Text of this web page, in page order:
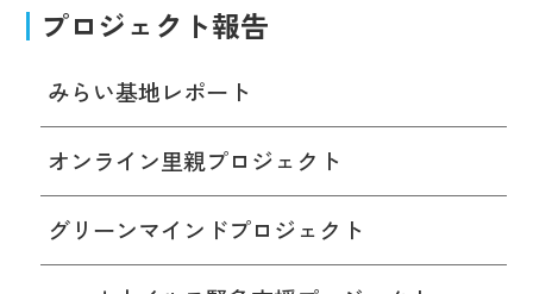
プロジェクト報告
みらい基地レポート
オンライン里親プロジェクト
グリーンマインドプロジェクト